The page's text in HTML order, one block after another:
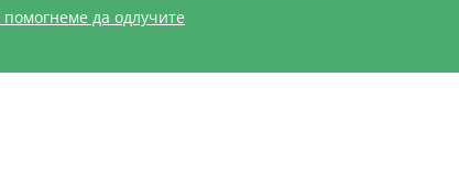
да одлучите